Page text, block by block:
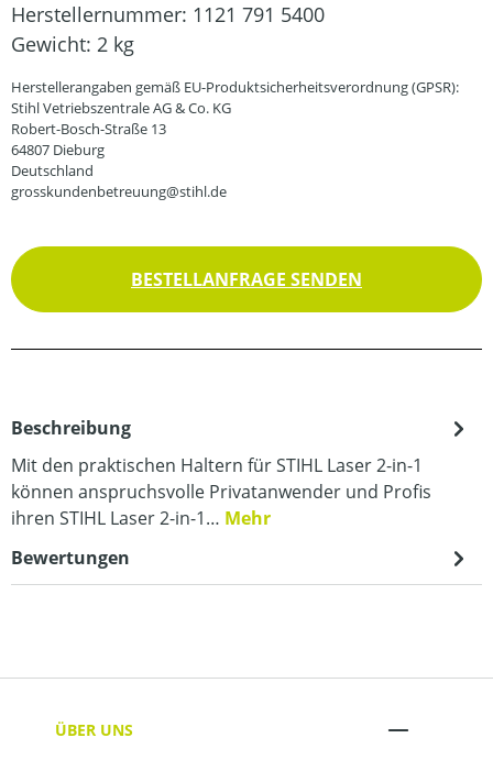
Herstellernummer: 1121 791 5400
Gewicht: 2 kg
Herstellerangaben gemäß EU-Produktsicherheitsverordnung (GPSR):
Stihl Vetriebszentrale AG & Co. KG
Robert-Bosch-Straße 13
64807 Dieburg
Deutschland
grosskundenbetreuung@stihl.de
BESTELLANFRAGE SENDEN
Beschreibung
Mit den praktischen Haltern für STIHL Laser 2-in-1
können anspruchsvolle Privatanwender und Profis
ihren STIHL Laser 2-in-1… Mehr
Bewertungen
ÜBER UNS